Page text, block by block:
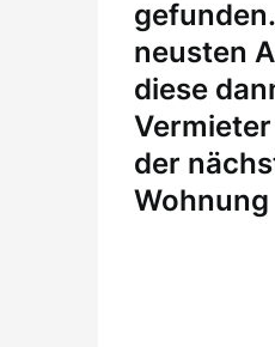
neusten
diese
der
Wohnung